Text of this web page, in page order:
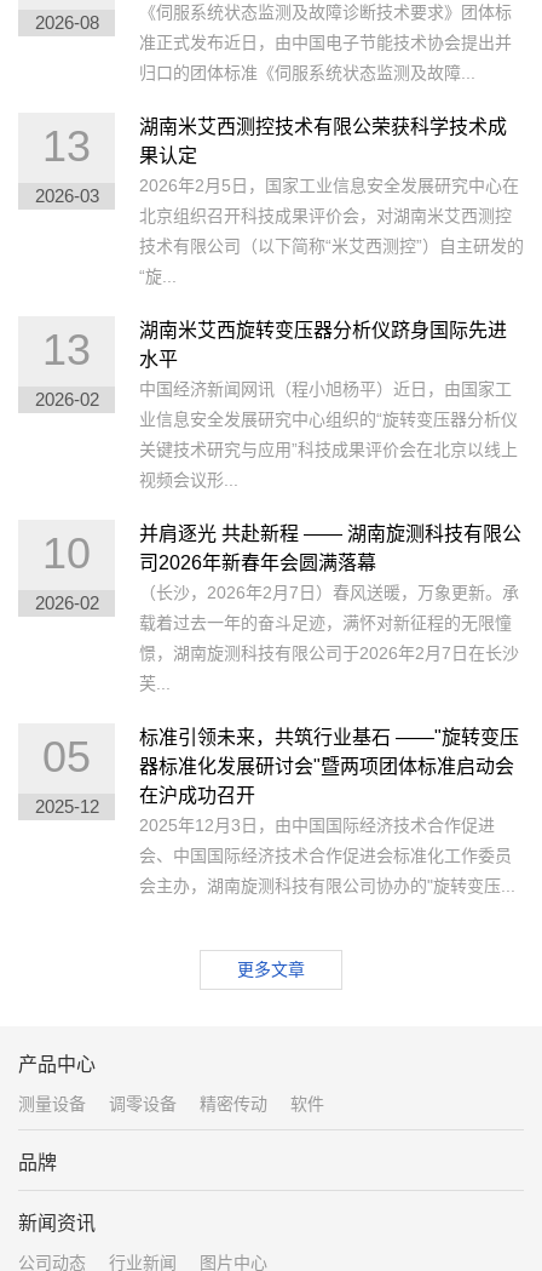
2026-08
《伺服系统状态监测及故障诊断技术要求》团体标
准正式发布近日，由中国电子节能技术协会提出并
归口的团体标准《伺服系统状态监测及故障...
13
2026-03
湖南米艾西测控技术有限公荣获科学技术成
果认定
2026年2月5日，国家工业信息安全发展研究中心在
北京组织召开科技成果评价会，对湖南米艾西测控
技术有限公司（以下简称“米艾西测控”）自主研发的
“旋...
13
2026-02
湖南米艾西旋转变压器分析仪跻身国际先进
水平
中国经济新闻网讯（程小旭杨平）近日，由国家工
业信息安全发展研究中心组织的“旋转变压器分析仪
关键技术研究与应用”科技成果评价会在北京以线上
视频会议形...
10
2026-02
并肩逐光 共赴新程 —— 湖南旋测科技有限公
司2026年新春年会圆满落幕
（长沙，2026年2月7日）春风送暖，万象更新。承
载着过去一年的奋斗足迹，满怀对新征程的无限憧
憬，湖南旋测科技有限公司于2026年2月7日在长沙
芙...
05
2025-12
标准引领未来，共筑行业基石 ——"旋转变压
器标准化发展研讨会"暨两项团体标准启动会
在沪成功召开
2025年12月3日，由中国国际经济技术合作促进
会、中国国际经济技术合作促进会标准化工作委员
会主办，湖南旋测科技有限公司协办的"旋转变压...
更多文章
产品中心
测量设备 调零设备 精密传动 软件
品牌
新闻资讯
公司动态 行业新闻 图片中心